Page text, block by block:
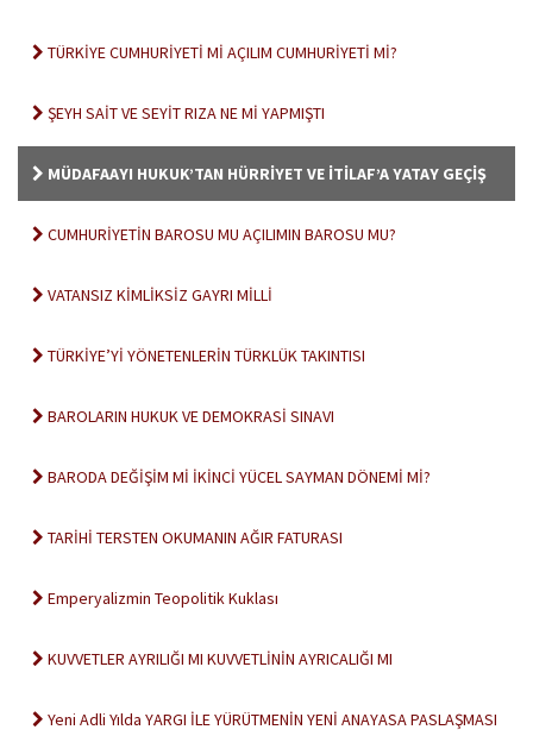
TÜRKİYE CUMHURİYETİ Mİ AÇILIM CUMHURİYETİ Mİ?
ŞEYH SAİT VE SEYİT RIZA NE Mİ YAPMIŞTI
MÜDAFAAYI HUKUK’TAN HÜRRİYET VE İTİLAF’A YATAY GEÇİŞ
CUMHURİYETİN BAROSU MU AÇILIMIN BAROSU MU?
VATANSIZ KİMLİKSİZ GAYRI MİLLİ
TÜRKİYE’Yİ YÖNETENLERİN TÜRKLÜK TAKINTISI
BAROLARIN HUKUK VE DEMOKRASİ SINAVI
BARODA DEĞİŞİM Mİ İKİNCİ YÜCEL SAYMAN DÖNEMİ Mİ?
TARİHİ TERSTEN OKUMANIN AĞIR FATURASI
Emperyalizmin Teopolitik Kuklası
KUVVETLER AYRILIĞI MI KUVVETLİNİN AYRICALIĞI MI
Yeni Adli Yılda YARGI İLE YÜRÜTMENİN YENİ ANAYASA PASLAŞMASI